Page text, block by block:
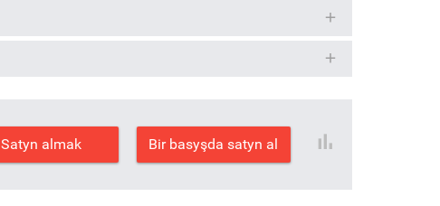
Satyn almak Bir basyşda satyn al